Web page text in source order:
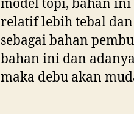
model topi, bahan
relatif lebih tebal
sebagai bahan
bahan ini dan
maka debu akan